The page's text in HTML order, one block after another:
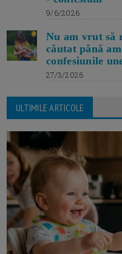
9/6/2026
Nu am vrut să
căutat până
confesiunile
27/3/2026
ULTIMILE ARTICOLE